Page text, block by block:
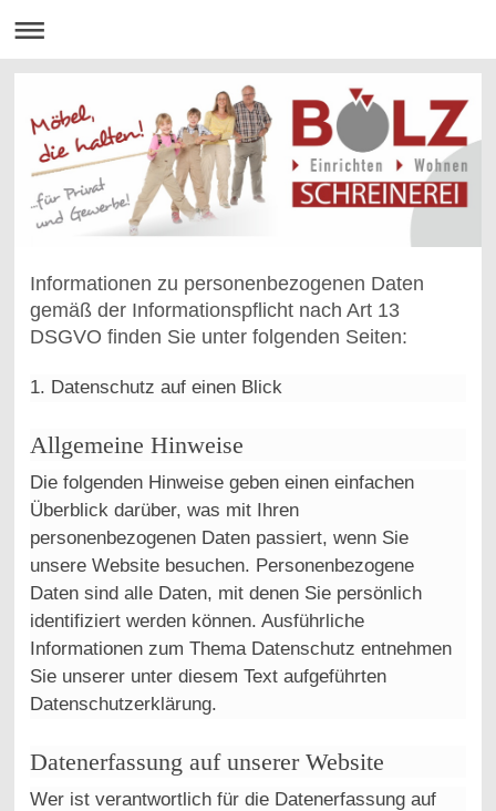
Informationen zu personenbezogenen Daten
gemäß der Informationspflicht nach Art 13
DSGVO finden Sie unter folgenden Seiten:
1. Datenschutz auf einen Blick
Allgemeine Hinweise
Die folgenden Hinweise geben einen einfachen
Überblick darüber, was mit Ihren
personenbezogenen Daten passiert, wenn Sie
unsere Website besuchen. Personenbezogene
Daten sind alle Daten, mit denen Sie persönlich
identifiziert werden können. Ausführliche
Informationen zum Thema Datenschutz entnehmen
Sie unserer unter diesem Text aufgeführten
Datenschutzerklärung.
Datenerfassung auf unserer Website
Wer ist verantwortlich für die Datenerfassung auf